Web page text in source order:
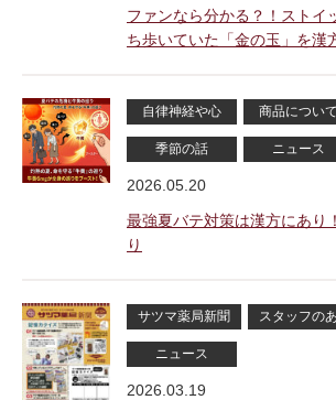
ファンなら分かる？！ストイ
ち歩いていた「金の玉」を漢
自律神経や心 商品について
季節の話 ニュース
2026.05.20
最強夏バテ対策は漢方にあり
り
サツマ薬局新聞 スタッフの
ニュース
2026.03.19